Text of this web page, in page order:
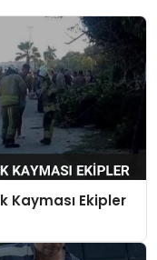
Kayması Ekipler